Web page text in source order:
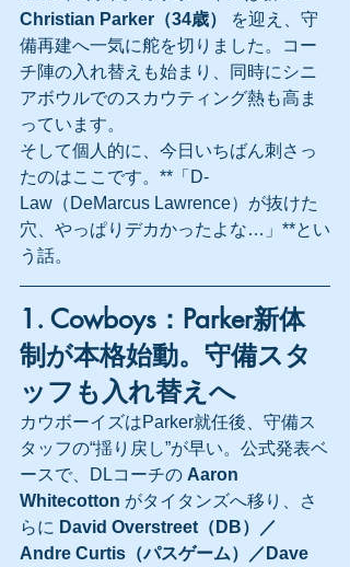
Christian Parker（34歳）
を迎え、守
備再建へ一気に舵を切りました。コー
チ陣の入れ替えも始まり、同時にシニ
アボウルでのスカウティング熱も高ま
っています。
そして個人的に、今日いちばん刺さっ
たのはここです。**「D-
Law（DeMarcus Lawrence）が抜けた
穴、やっぱりデカかったよな…」**とい
う話。
1. Cowboys：Parker新体
制が本格始動。守備スタ
ッフも入れ替えへ
カウボーイズはParker就任後、守備ス
タッフの“揺り戻し”が早い。公式発表ベ
ースで、DLコーチの Aaron
Whitecotton がタイタンズへ移り、さ
らに David Overstreet（DB）／
Andre Curtis（パスゲーム）／Dave